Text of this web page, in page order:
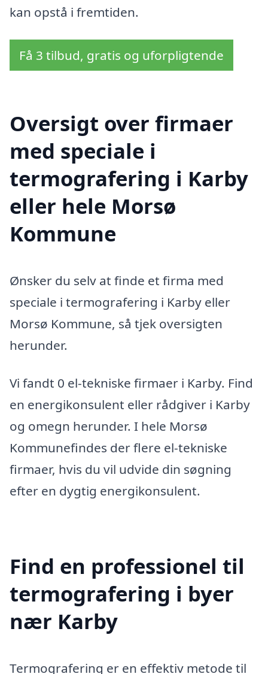
kan opstå i fremtiden.
Få 3 tilbud, gratis og uforpligtende
Oversigt over firmaer
med speciale i
termografering i Karby
eller hele Morsø
Kommune
Ønsker du selv at finde et firma med
speciale i termografering i Karby eller
Morsø Kommune, så tjek oversigten
herunder.
Vi fandt 0 el-tekniske firmaer i Karby. Find
en energikonsulent eller rådgiver i Karby
og omegn herunder. I hele Morsø
Kommunefindes der flere el-tekniske
firmaer, hvis du vil udvide din søgning
efter en dygtig energikonsulent.
Find en professionel til
termografering i byer
nær Karby
Termografering er en effektiv metode til